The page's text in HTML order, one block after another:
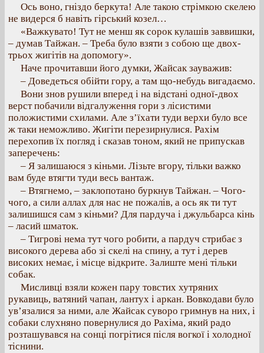
Ось воно, гніздо беркута! Але такою стрімкою скелею
не видерся б навіть гірський козел…
«Важкувато! Тут не менш як сорок кулашів заввишки,
– думав Тайжан. – Треба було взяти з собою ще двох-
трьох жигітів на допомогу».
Наче прочитавши його думки, Жайсак зауважив:
– Доведеться обійти гору, а там що-небудь вигадаємо.
Вони знов рушили вперед і на відстані одної-двох
верст побачили відгалуження гори з лісистими
положистими схилами. Але з’їхати туди верхи було все
ж таки неможливо. Жигіти перезирнулися. Рахім
перехопив їх погляд і сказав тоном, який не припускав
заперечень:
– Я залишаюся з кіньми. Лізьте вгору, тільки важко
вам буде втягти туди весь вантаж.
– Втягнемо, – заклопотано буркнув Тайжан. – Чого-
чого, а сили аллах для нас не пожалів, а ось як ти тут
залишишся сам з кіньми? Для пардуча і джульбарса кінь
– ласий шматок.
– Тигрові нема тут чого робити, а пардуч стрибає з
високого дерева або зі скелі на спину, а тут і дерев
високих немає, і місце відкрите. Залиште мені тільки
собак.
Мисливці взяли кожен пару товстих хутряних
рукавиць, ватяний чапан, лантух і аркан. Вовкодави було
ув’язалися за ними, але Жайсак суворо гримнув на них, і
собаки слухняно повернулися до Рахіма, який радо
розташувався на сонці погрітися після вогкої і холодної
тіснини.